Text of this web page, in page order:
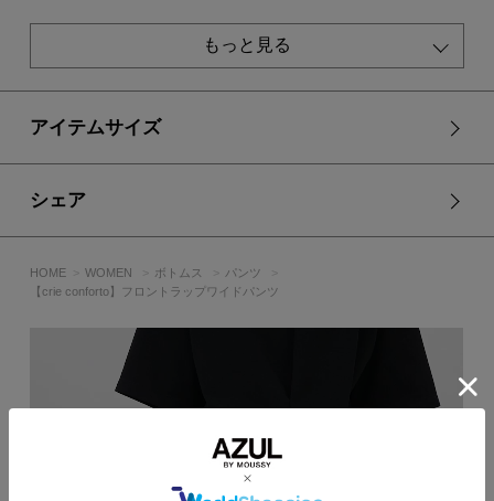
※画像の商品はサンプルです。実際の商品と仕様、加工が若干
り、実物と色味が異なる場合がございます。
もっと見る
アイテムサイズ
シェア
HOME WOMEN ボトムス
パンツ
【crie conforto】フロントラップワイドパンツ